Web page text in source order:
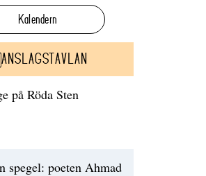
Kalendern
ANSLAGSTAVLAN
på Röda Sten
spegel: poeten Ahmad